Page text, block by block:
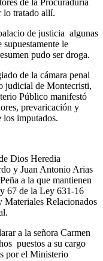
lo tratado allí.
de justicia algunas
le
pudo ser droga.
de la cámara penal
judicial de Montecristi,
Público manifestó
prevaricación y
los imputados.
Dios Heredia
y Juan Antonio Arias
a la que mantienen
67 de la Ley 631-16
Relacionados
a la señora Carmen
puestos a su cargo
por el Ministerio